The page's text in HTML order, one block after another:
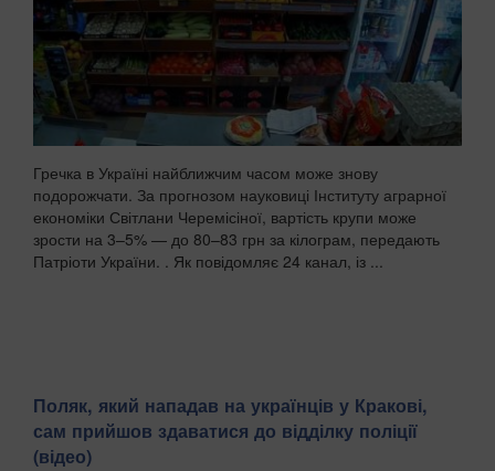
Гречка в Україні найближчим часом може знову
подорожчати. За прогнозом науковиці Інституту аграрної
економіки Світлани Черемісіної, вартість крупи може
зрости на 3–5% — до 80–83 грн за кілограм, передають
Патріоти України. . Як повідомляє 24 канал, із ...
Поляк, який нападав на українців у Кракові,
сам прийшов здаватися до відділку поліції
(відео)